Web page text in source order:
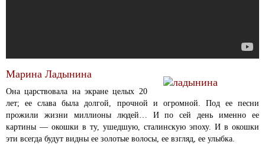
Марина Ладынина
Она царствовала на экране целых 20
лет; ее слава была долгой, прочной и огромной. Под ее песни
прожили жизни миллионы людей… И по сей день именно ее
картины — окошки в ту, ушедшую, сталинскую эпоху. И в окошки
эти всегда будут видны ее золотые волосы, ее взгляд, ее улыбка.